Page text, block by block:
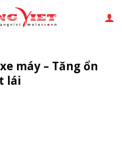
máy – Tăng ổn
lái